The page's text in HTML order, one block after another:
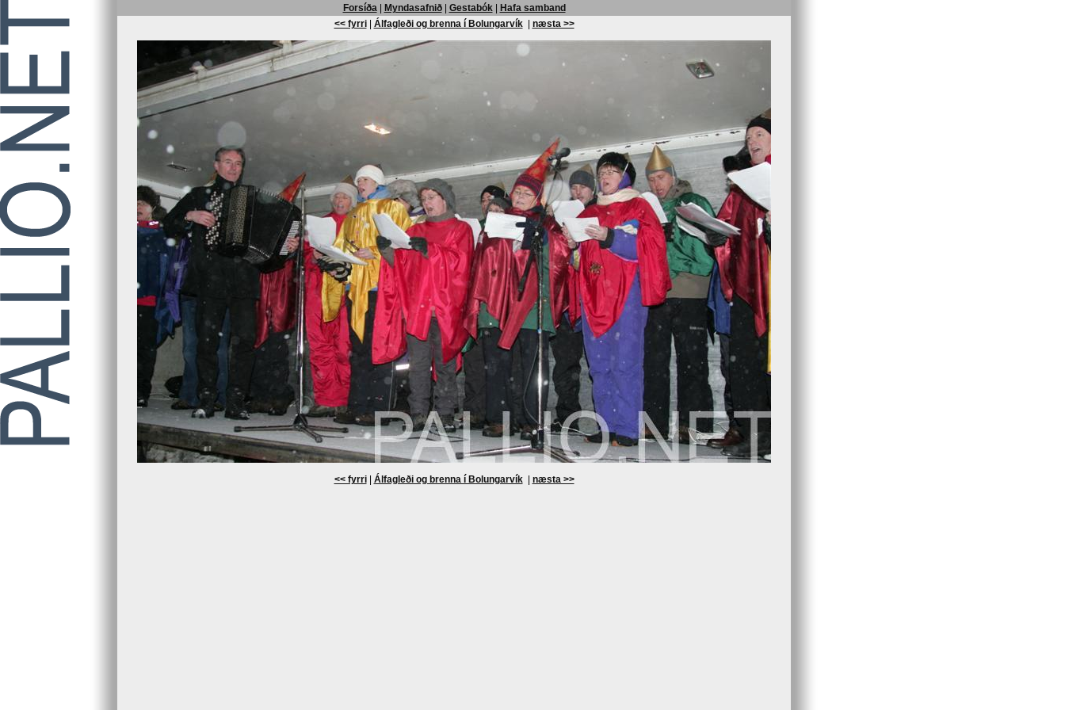
Forsíða| Myndasafnið| Gestabók|
Hafa samband
<< fyrri| Álfagleði og brenna í Bolungarvík| næsta >>
<< fyrri| Álfagleði og brenna í Bolungarvík| næsta >>